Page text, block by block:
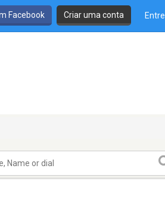
Facebook Criar uma conta Entre